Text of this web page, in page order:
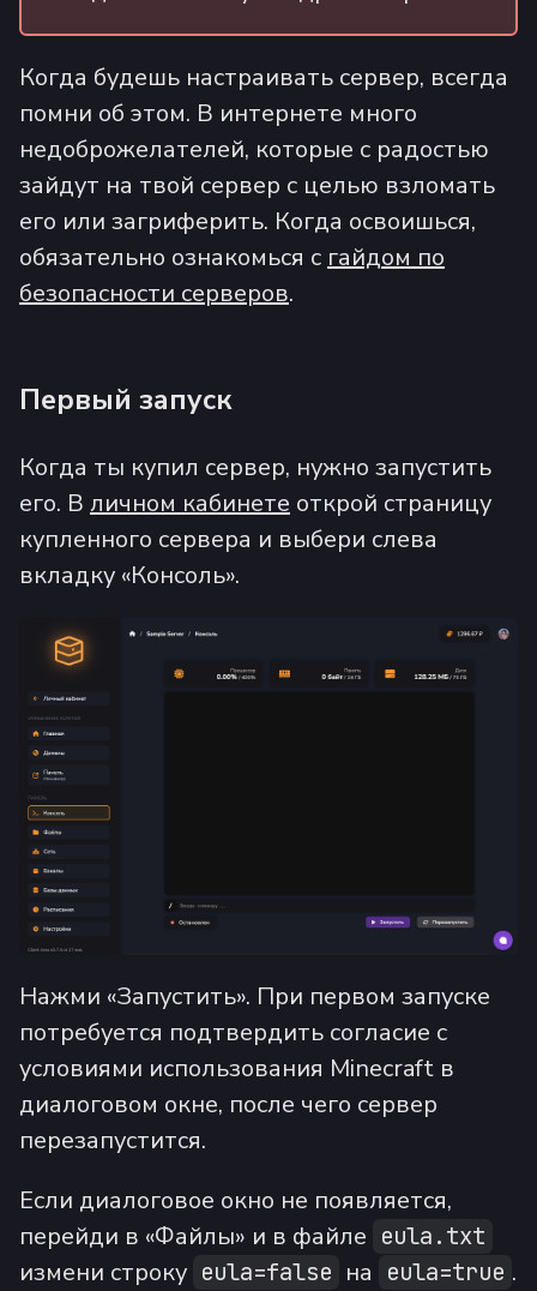
Когда будешь настраивать сервер, всегда
помни об этом. В интернете много
недоброжелателей, которые с радостью
зайдут на твой сервер с целью взломать
его или загриферить. Когда освоишься,
обязательно ознакомься сгайдом по
безопасности серверов.
Первый запуск
Когда ты купил сервер, нужно запустить
его. В личном кабинете открой страницу
купленного сервера и выбери слева
вкладку «Консоль».
Нажми «Запустить». При первом запуске
потребуется подтвердить согласие с
условиями использования Minecraft в
диалоговом окне, после чего сервер
перезапустится.
Если диалоговое окно не появляется,
перейди в «Файлы» и в файле eula.txt
измени строку eula=false на eula=true .